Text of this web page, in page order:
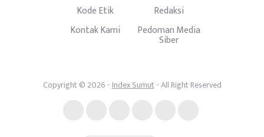
Kode Etik
Redaksi
Kontak Kami
Pedoman Media
Siber
Copyright © 2026 -Index Sumut- All Right Reserved